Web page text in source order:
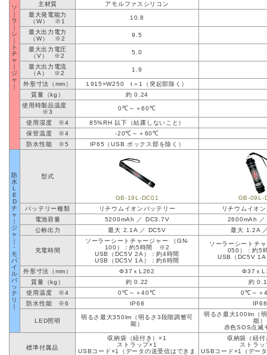
ソ
｜
ラ
｜
シ
｜
ト
チ
ャ
｜
ジ
ャ
｜
主材質
アモルファスシリコン
最大発電能力
（W） ※1
10.8
最大出力電力
（W） ※2
9.5
最大出力電圧
（V） ※2
5.0
最大出力電流
（A） ※2
1.9
外形寸法（mm）
L915×W250 t＝1（突起部除く）
質量（kg）
約 0.24
使用時製品温度
※3
0℃～＋60℃
使用湿度 ※4
85%RH 以下（結露しないこと）
保管温度 ※4
-20℃～＋60℃
防水性能 ※5
IP65（USB ボックス部を除く）
防
水
L
E
D
チ
ャ
｜
ジ
ャ
｜
・
モ
バ
イ
ル
バ
ッ
テ
リ
｜
型式
GB-19L-DC01
GB-09L-
バッテリー種類
リチウムイオンバッテリー
リチウムイオ
電池容量
5200mAh ／ DC3.7V
2600mAh
公称出力
最大 2.1A ／ DC5V 最大 1.2A
充電時間
ソーラーシートチャージャー （GN-
100）：約5時間 ※2
USB（DC5V 2A）：約4時間
USB（DC5V 1A）：約6時間
ソーラーシートチ
050）：約
USB（DC5V
外形寸法（mm） Φ37ｘL262
Φ37ｘ
質量（kg）
約 0.22
約
使用温度 ※4
0℃～＋40℃
0℃～＋
防水性能 ※6
IP68 IP68
LED照明
明るさ最大350lm（明るさ3段階調整可
能）
明るさ最大100lm（
能）
赤色SOS点滅
標準付属品
収納袋（紐付き）×1
ストラップ×1
USBコード×1（データの送受信はできま
収納袋（紐
ストラ
USBコード×1（デー